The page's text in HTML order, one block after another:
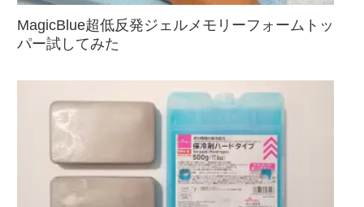
MagicBlue超低反発ジェルメモリーフォームトッ
パー試してみた